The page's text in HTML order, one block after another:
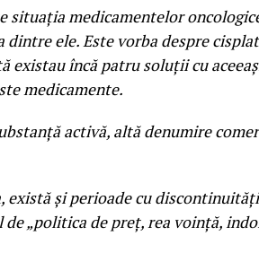
situaţia medicamentelor
ele. Este vorba despre
existau încă patru soluţii cu
medicamente.
activă, altă denumire
există şi perioade cu
„politica de preţ, rea voinţă,